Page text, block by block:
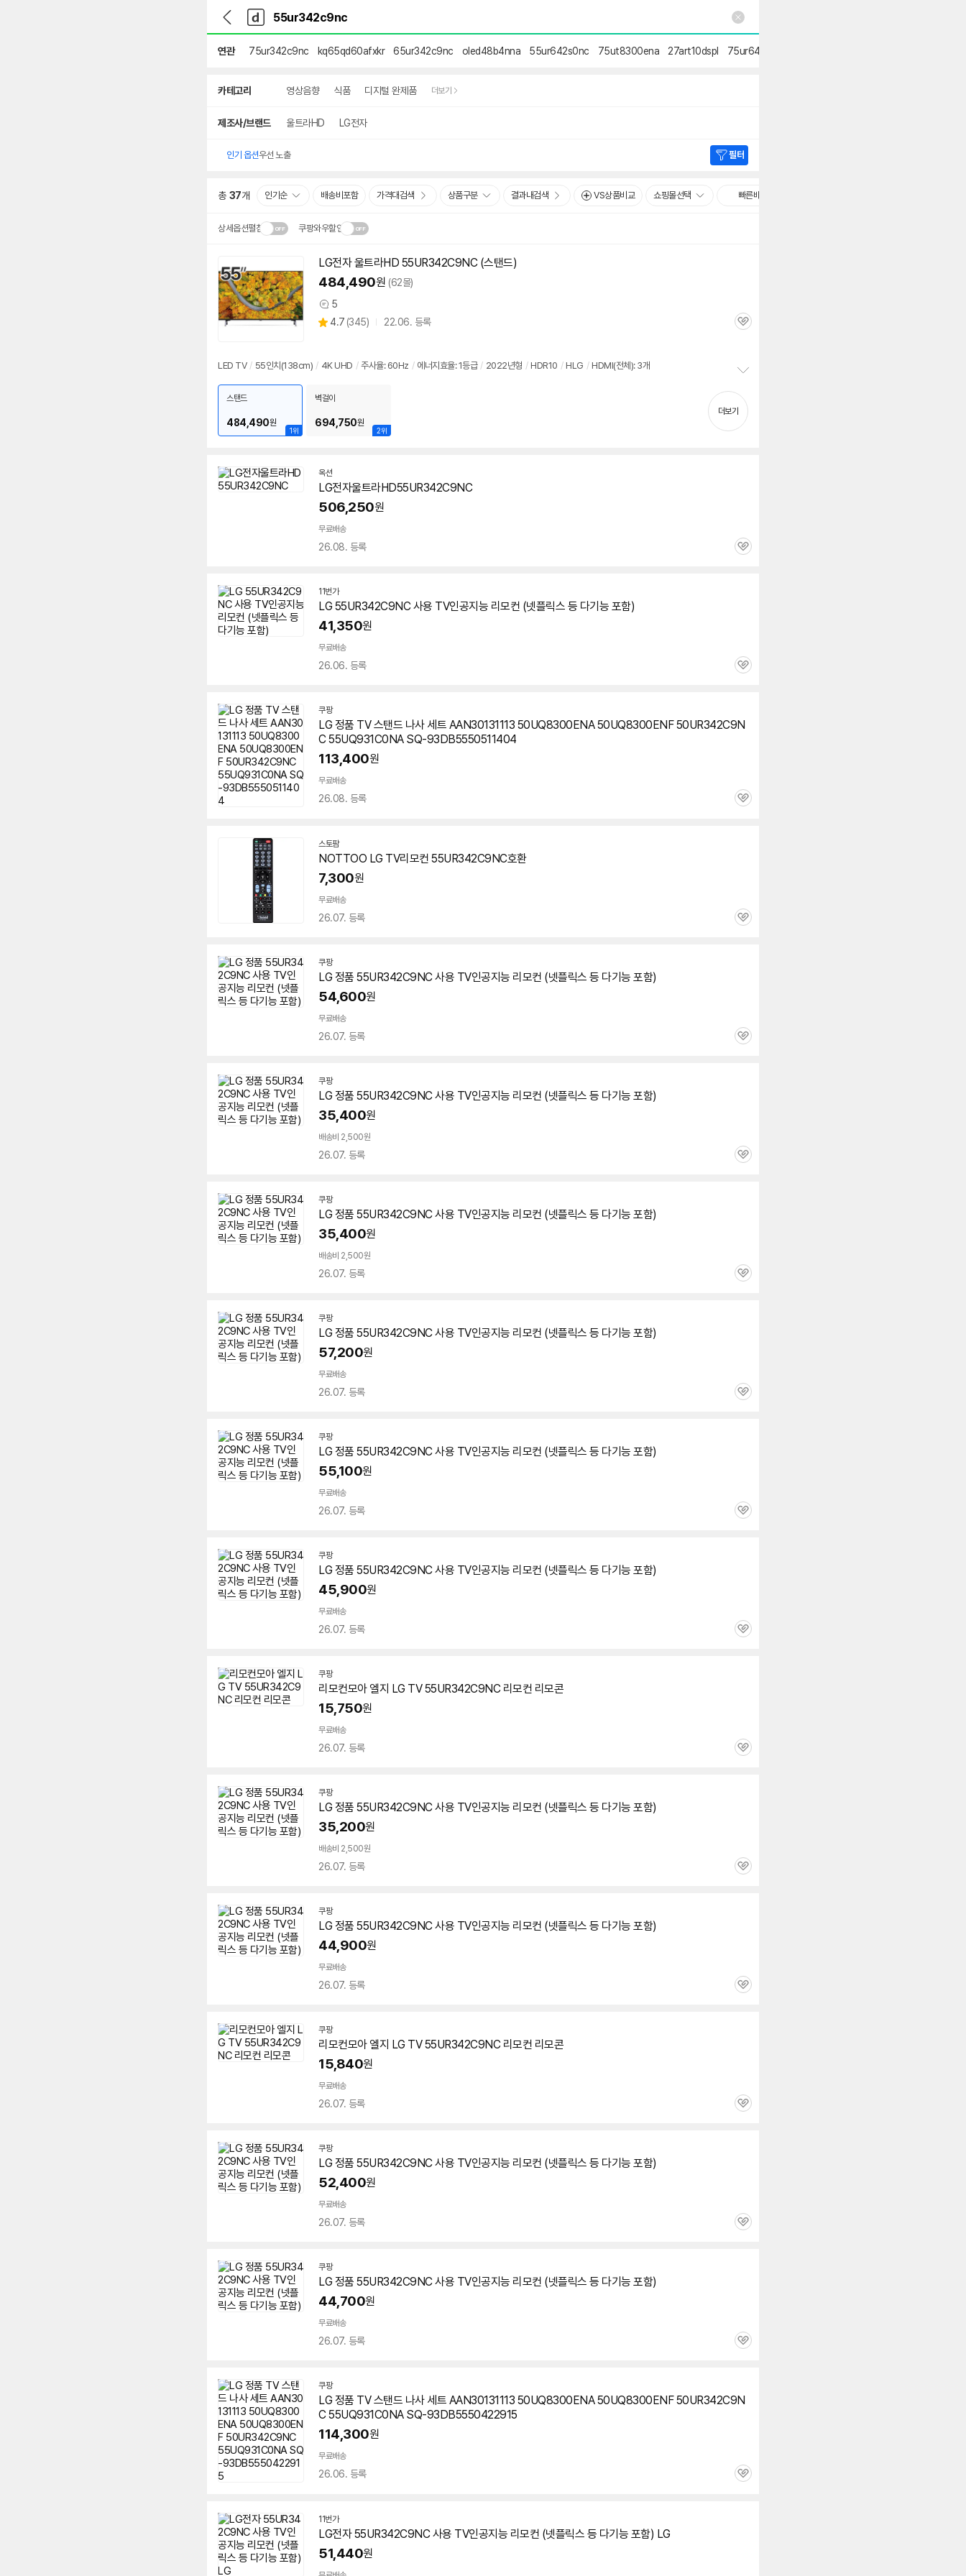
다
나
와
가
기
다
와
메
연관 75ur342c9nc kq65qd60afxkr 65ur342c9nc oled48b4nna 55ur642s0nc 75ut8300ena 27art10dspl 75ur642s0nc
카테고리 영상음향 식품 디지털 완제품 더보기
제조사/브랜드 울트라HD LG전자
인기 옵션우선 노출 필터
총 37개 인기순 배송비포함 가격대검색 상품구분 결과내검색 VS상품비교 쇼핑몰선택 빠른배송
상세옵션펼침 쿠팡와우할인
배송·설치비가 달라집니다.
기
LG전자 울트라HD 55UR342C9NC(스탠드)
484,490원 (62몰)
상
품
5
별
4.7 (상
뷰
345) 22.06. 등록
관
LED TV / 55인치(138cm) / 4K UHD / 주사율: 60Hz / 에너지효율: 1등급 / 2022년형 / HDR10 / HLG / HDMI(전체): 3개
펼
치
1위
스탠드
484,490원
2위
벽걸이
694,750원
더보기
옥션
LG전자울트라HD55UR342C9NC
506,250원
무료배송
26.08. 등록
관
11번가
LG 55UR342C9NC사용 TV인공지능 리모컨 (넷플릭스 등 다기능 포함)
41,350원
무료배송
26.06. 등록
관
쿠팡
LG 정품 TV 스탠드 나사 세트 AAN30131113 50UQ8300ENA 50UQ8300ENF 50UR342C9N
C 55UQ931C0NA SQ-93DB5550511404
113,400원
무료배송
26.08. 등록
관
스토팜네
버
페
이
NOTTOO LG TV리모컨 55UR342C9NC호환
7,300원
무료배송
26.07. 등록
관
쿠팡
LG 정품 55UR342C9NC사용 TV인공지능 리모컨 (넷플릭스 등 다기능 포함)
54,600원
무료배송
26.07. 등록
관
쿠팡
LG 정품 55UR342C9NC사용 TV인공지능 리모컨 (넷플릭스 등 다기능 포함)
35,400원
배송비 2,500원
26.07. 등록
관
쿠팡
LG 정품 55UR342C9NC사용 TV인공지능 리모컨 (넷플릭스 등 다기능 포함)
35,400원
배송비 2,500원
26.07. 등록
관
쿠팡
LG 정품 55UR342C9NC사용 TV인공지능 리모컨 (넷플릭스 등 다기능 포함)
57,200원
무료배송
26.07. 등록
관
쿠팡
LG 정품 55UR342C9NC사용 TV인공지능 리모컨 (넷플릭스 등 다기능 포함)
55,100원
무료배송
26.07. 등록
관
쿠팡
LG 정품 55UR342C9NC사용 TV인공지능 리모컨 (넷플릭스 등 다기능 포함)
45,900원
무료배송
26.07. 등록
관
쿠팡
리모컨모아 엘지 LG TV55UR342C9NC리모컨 리모콘
15,750원
무료배송
26.07. 등록
관
쿠팡
LG 정품 55UR342C9NC사용 TV인공지능 리모컨 (넷플릭스 등 다기능 포함)
35,200원
배송비 2,500원
26.07. 등록
관
쿠팡
LG 정품 55UR342C9NC사용 TV인공지능 리모컨 (넷플릭스 등 다기능 포함)
44,900원
무료배송
26.07. 등록
관
쿠팡
리모컨모아 엘지 LG TV55UR342C9NC리모컨 리모콘
15,840원
무료배송
26.07. 등록
관
쿠팡
LG 정품 55UR342C9NC사용 TV인공지능 리모컨 (넷플릭스 등 다기능 포함)
52,400원
무료배송
26.07. 등록
관
쿠팡
LG 정품 55UR342C9NC사용 TV인공지능 리모컨 (넷플릭스 등 다기능 포함)
44,700원
무료배송
26.07. 등록
관
쿠팡
LG 정품 TV 스탠드 나사 세트 AAN30131113 50UQ8300ENA 50UQ8300ENF 50UR342C9N
C 55UQ931C0NA SQ-93DB5550422915
114,300원
무료배송
26.06. 등록
관
11번가
LG전자55UR342C9NC사용 TV인공지능 리모컨 (넷플릭스 등 다기능 포함) LG
51,440원
세부정보 열기/접기